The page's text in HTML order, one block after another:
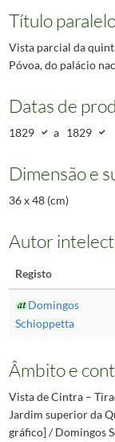
Título
Vista parcial da
Póvoa, do palácio
Datas de
1829 a 1829
Dimensão e
36 x 48 (cm)
Autor
Registo
Domingos
Schioppetta
Âmbito e
Vista de Cintra –
Jardim superior da
gráfico] / Domingos